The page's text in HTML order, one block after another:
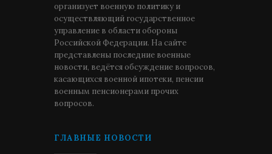
организует военную политику и
осуществляющий государственное
управление в области обороны
Российской Федерации. На сайте
представлены последние военные
новости, ведётся обсуждение вопросов,
касающихся военной ипотеки, пенсии
военным пенсионерами прочих
вопросов.
ГЛАВНЫЕ НОВОСТИ